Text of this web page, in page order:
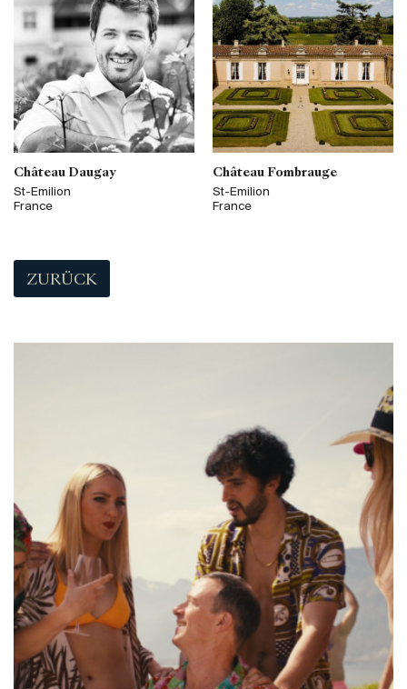
Château Daugay
St-Emilion
France
Château Fombrauge
St-Emilion
France
ZURÜCK